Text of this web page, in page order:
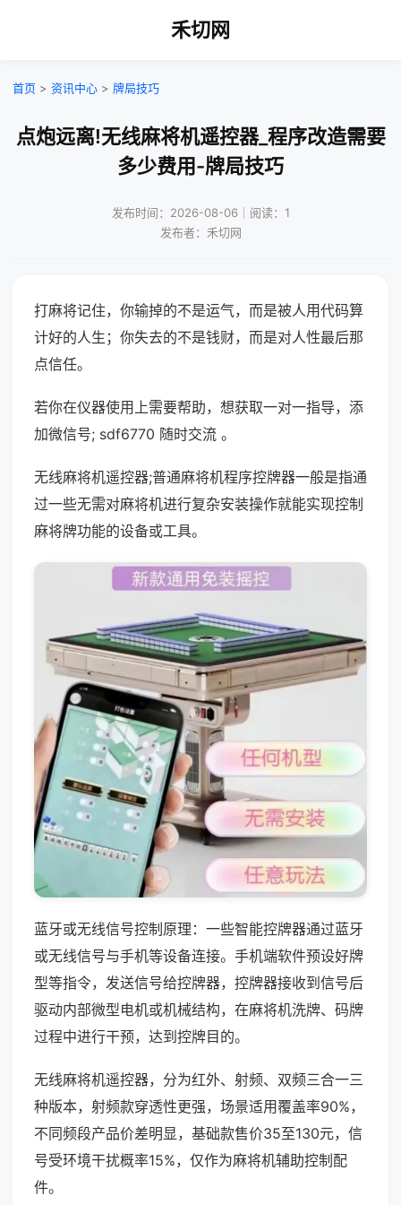
禾切网
首页 > 资讯中心 > 牌局技巧
点炮远离!无线麻将机遥控器_程序改造需要
多少费用-牌局技巧
发布时间：2026-08-06｜阅读：1
发布者：禾切网
打麻将记住，你输掉的不是运气，而是被人用代码算
计好的人生；你失去的不是钱财，而是对人性最后那
点信任。
若你在仪器使用上需要帮助，想获取一对一指导，添
加微信号; sdf6770 随时交流 。
无线麻将机遥控器;普通麻将机程序控牌器一般是指通
过一些无需对麻将机进行复杂安装操作就能实现控制
麻将牌功能的设备或工具。
蓝牙或无线信号控制原理：一些智能控牌器通过蓝牙
或无线信号与手机等设备连接。手机端软件预设好牌
型等指令，发送信号给控牌器，控牌器接收到信号后
驱动内部微型电机或机械结构，在麻将机洗牌、码牌
过程中进行干预，达到控牌目的。
无线麻将机遥控器，分为红外、射频、双频三合一三
种版本，射频款穿透性更强，场景适用覆盖率90%，
不同频段产品价差明显，基础款售价35至130元，信
号受环境干扰概率15%，仅作为麻将机辅助控制配
件。